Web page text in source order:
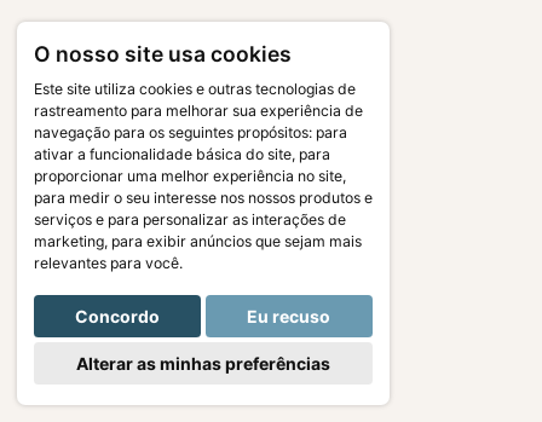
O nosso site usa cookies
Este site utiliza cookies e outras tecnologias de
rastreamento para melhorar sua experiência de
navegação para os seguintes propósitos: para
ativar a funcionalidade básica do site, para
proporcionar uma melhor experiência no site,
para medir o seu interesse nos nossos produtos e
serviços e para personalizar as interações de
marketing, para exibir anúncios que sejam mais
relevantes para você.
Concordo Eu recuso
Alterar as minhas preferências